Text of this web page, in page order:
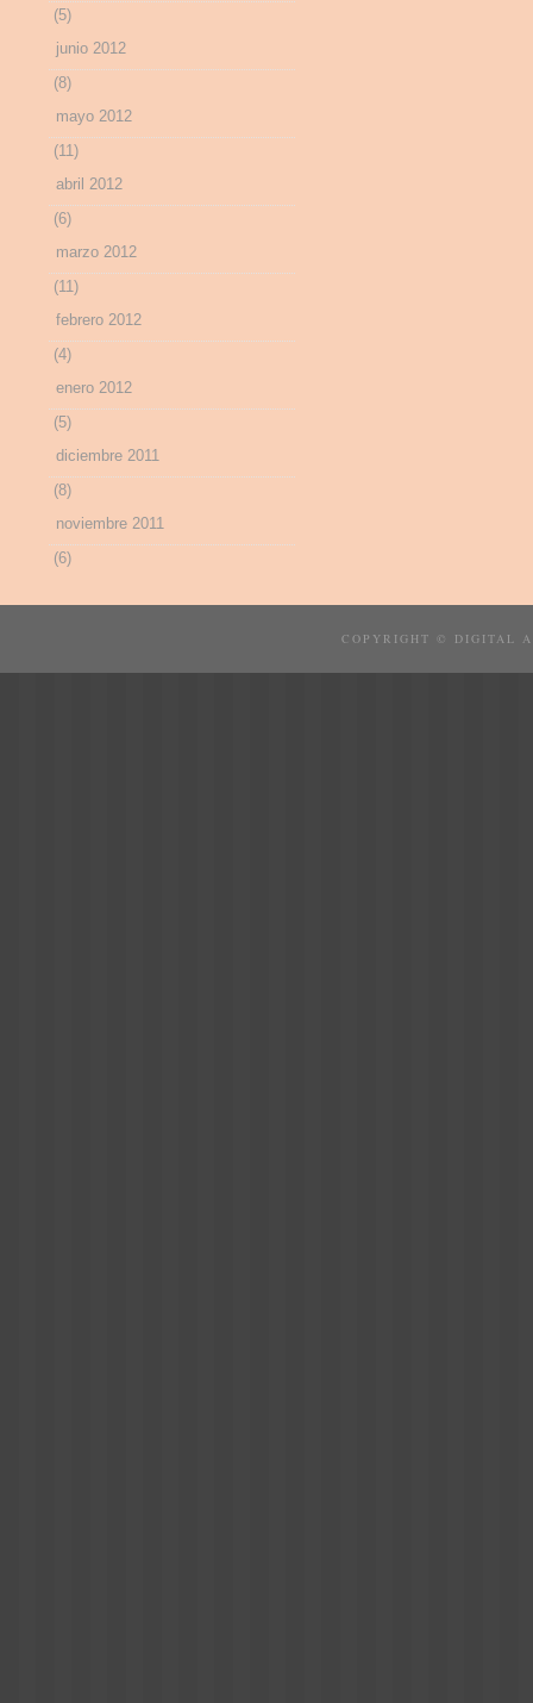
(5)
junio 2012
(8)
mayo 2012
(11)
abril 2012
(6)
marzo 2012
(11)
febrero 2012
(4)
enero 2012
(5)
diciembre 2011
(8)
noviembre 2011
(6)
COPYRIGHT © DIGITAL